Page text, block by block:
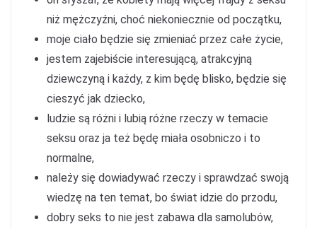
niż mężczyźni, choć niekoniecznie od początku,
moje ciało będzie się zmieniać przez całe życie,
jestem zajebiście interesującą, atrakcyjną
dziewczyną i każdy, z kim będę blisko, będzie się
cieszyć jak dziecko,
ludzie są różni i lubią różne rzeczy w temacie
seksu oraz ja też będę miała osobniczo i to
normalne,
należy się dowiadywać rzeczy i sprawdzać swoją
wiedzę na ten temat, bo świat idzie do przodu,
dobry seks to nie jest zabawa dla samolubów,